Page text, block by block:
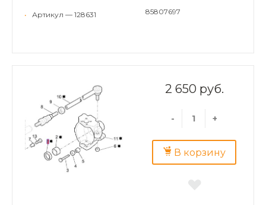
• Артикул — 128631 85807697
2 650 руб.
- +
В корзину